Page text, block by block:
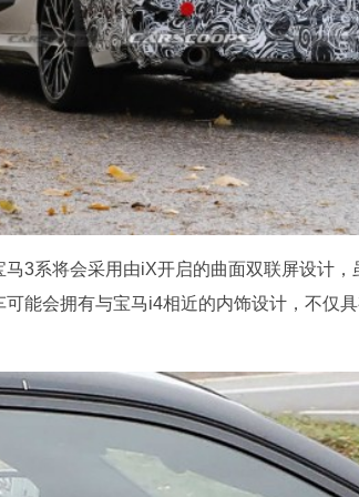
3系将会采用由iX开启的曲面双联屏设计
能会拥有与宝马i4相近的内饰设计，不仅